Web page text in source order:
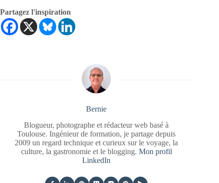
Partagez l'inspiration
Bernie
Blogueur, photographe et rédacteur web basé à
Toulouse. Ingénieur de formation, je partage depuis
2009 un regard technique et curieux sur le voyage, la
culture, la gastronomie et le blogging. Mon profil
LinkedIn